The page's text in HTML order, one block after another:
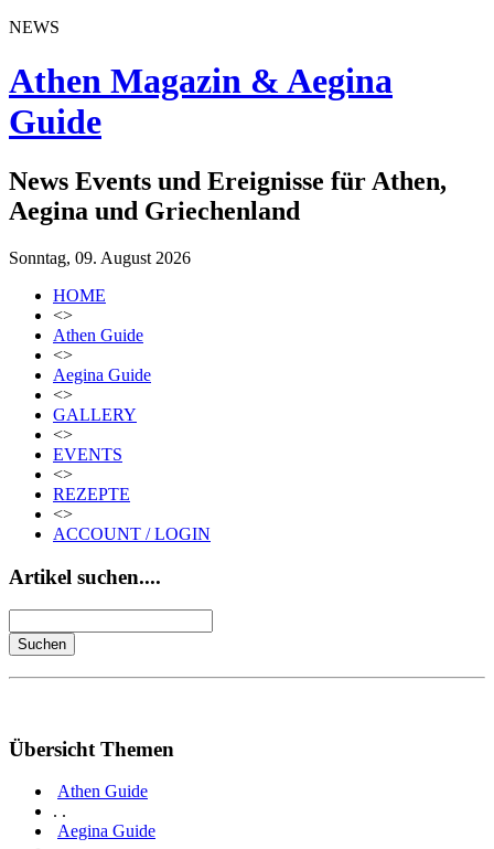
NEWS
Athen Magazin & Aegina
Guide
News Events und Ereignisse für Athen,
Aegina und Griechenland
Sonntag, 09. August 2026
HOME
<>
Athen Guide
<>
Aegina Guide
<>
GALLERY
<>
EVENTS
<>
REZEPTE
<>
ACCOUNT / LOGIN
Artikel suchen....
Übersicht Themen
Athen Guide
. .
Aegina Guide